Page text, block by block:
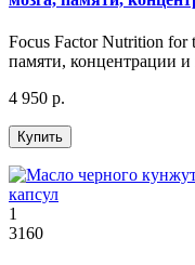
Focus Factor Nutrition for
памяти, концентрации
4 950 р.
Купить
1
3160